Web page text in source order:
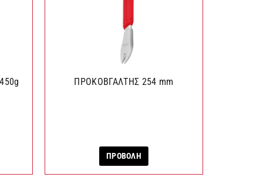
ΠΡΟΚΟΒΓΑΛΤΗΣ 254 mm
ΠΡΟΒΟΛΗ